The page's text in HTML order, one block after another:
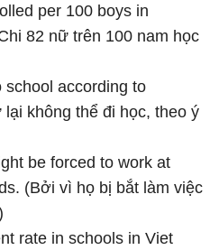
per 100 boys in
82 nữ trên 100 nam học
school according to
không thể đi học, theo ý
be forced to work at
(Bởi vì họ bị bắt làm việc
rate in schools in Viet